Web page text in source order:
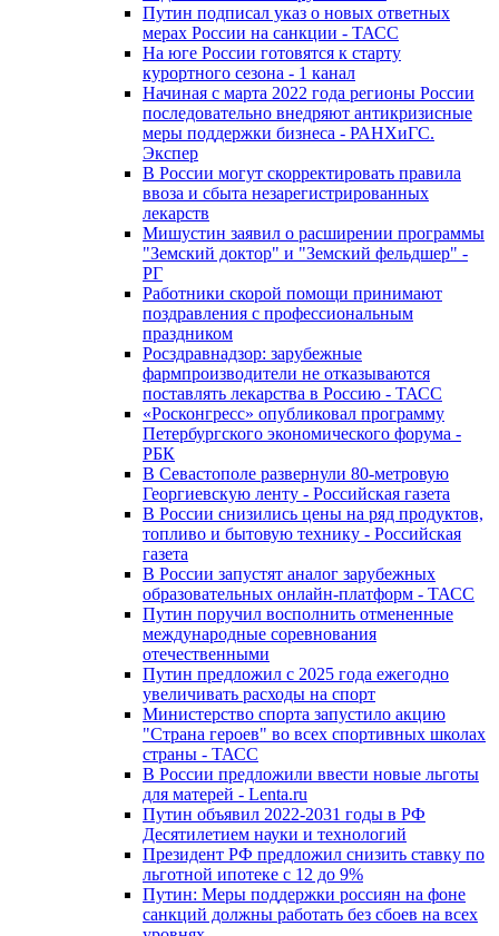
Путин подписал указ о новых ответных
мерах России на санкции - ТАСС
На юге России готовятся к старту
курортного сезона - 1 канал
Начиная с марта 2022 года регионы России
последовательно внедряют антикризисные
меры поддержки бизнеса - РАНХиГС.
Экспер
В России могут скорректировать правила
ввоза и сбыта незарегистрированных
лекарств
Мишустин заявил о расширении программы
"Земский доктор" и "Земский фельдшер" -
РГ
Работники скорой помощи принимают
поздравления с профессиональным
праздником
Росздравнадзор: зарубежные
фармпроизводители не отказываются
поставлять лекарства в Россию - ТАСС
«Росконгресс» опубликовал программу
Петербургского экономического форума -
РБК
В Севастополе развернули 80-метровую
Георгиевскую ленту - Российская газета
В России снизились цены на ряд продуктов,
топливо и бытовую технику - Российская
газета
В России запустят аналог зарубежных
образовательных онлайн-платформ - ТАСС
Путин поручил восполнить отмененные
международные соревнования
отечественными
Путин предложил с 2025 года ежегодно
увеличивать расходы на спорт
Министерство спорта запустило акцию
"Страна героев" во всех спортивных школах
страны - ТАСС
В России предложили ввести новые льготы
для матерей - Lenta.ru
Путин объявил 2022-2031 годы в РФ
Десятилетием науки и технологий
Президент РФ предложил снизить ставку по
льготной ипотеке с 12 до 9%
Путин: Меры поддержки россиян на фоне
санкций должны работать без сбоев на всех